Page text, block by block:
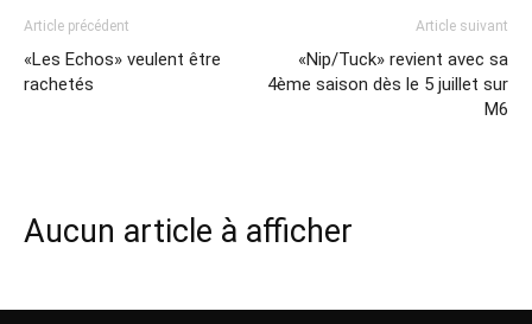
Article précédent
«Les Echos» veulent être
rachetés
Article suivant
«Nip/Tuck» revient avec sa
4ème saison dès le 5 juillet sur
M6
Aucun article à afficher